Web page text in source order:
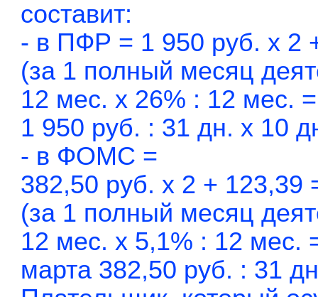
составит:
- в ПФР = 1 950 руб. x 2
(за 1 полный месяц
12 мес. x 26% : 12 мес.
1 950 руб. : 31 дн. x 10
- в ФОМС =
382,50 руб. x 2 + 123,39
(за 1 полный месяц
12 мес. x 5,1% : 12 мес.
марта 382,50 руб. : 31